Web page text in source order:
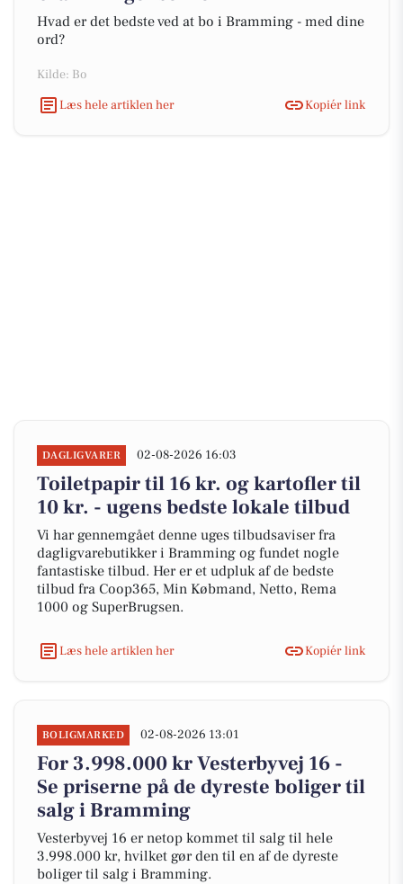
Hvad er det bedste ved at bo i Bramming - med dine
ord?
Kilde: Bo
Læs hele artiklen her
Kopiér link
DAGLIGVARER 02-08-2026 16:03
Toiletpapir til 16 kr. og kartofler til
10 kr. - ugens bedste lokale tilbud
Vi har gennemgået denne uges tilbudsaviser fra
dagligvarebutikker i Bramming og fundet nogle
fantastiske tilbud. Her er et udpluk af de bedste
tilbud fra Coop365, Min Købmand, Netto, Rema
1000 og SuperBrugsen.
Læs hele artiklen her Kopiér link
BOLIGMARKED 02-08-2026 13:01
For 3.998.000 kr Vesterbyvej 16 -
Se priserne på de dyreste boliger til
salg i Bramming
Vesterbyvej 16 er netop kommet til salg til hele
3.998.000 kr, hvilket gør den til en af de dyreste
boliger til salg i Bramming.